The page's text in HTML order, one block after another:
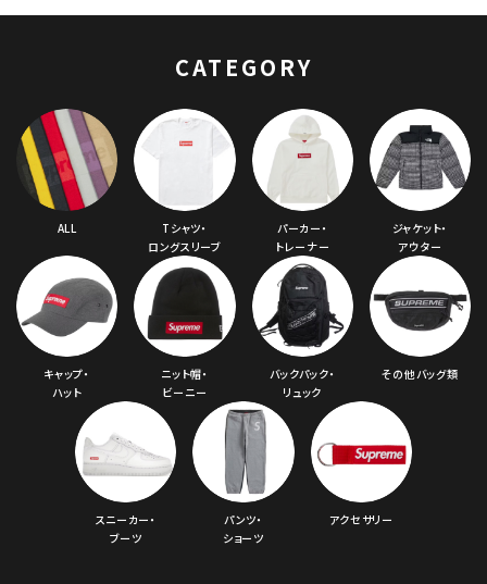
CATEGORY
ALL
Tシャツ・
ロングスリーブ
パーカー・
トレーナー
ジャケット・
アウター
キャップ・
ハット
ニット帽・
ビーニー
バックパック・
リュック
その他バッグ類
スニーカー・
ブーツ
パンツ・
ショーツ
アクセサリー